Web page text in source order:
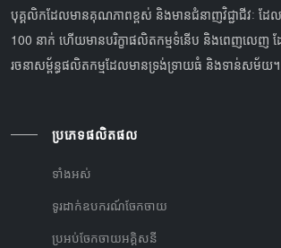
បុគ្គលិកដែលមានគុណភាពខ្ពស់ និងមានជំនាញវិជ្ជាជីវៈ ដែ
100 នាក់ ហើយមានបរិក្ខាផលិតកម្មទំនើប និងពេញលេញ ដ
រចនាសម្ព័ន្ធផលិតកម្មដែលមានទ្រង់ទ្រាយធំ និងទាន់សម័យ
ប្រភេទផលិតផល
ទាំងអស់
ទូរដាក់ឧបករណ៍ចែកចាយ
ប្រអប់ចែកចាយអគ្គិសនី